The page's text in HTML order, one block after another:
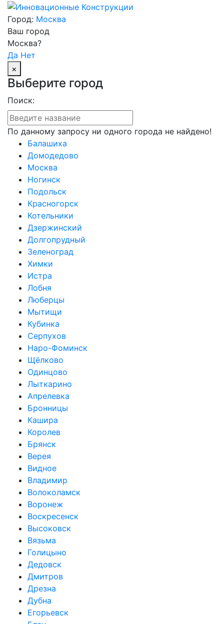
Город: Москва
Ваш город
Москва?
Да Нет
×
Выберите город
Поиск:
По данному запросу ни одного города не найдено!
Балашиха
Домодедово
Москва
Ногинск
Подольск
Красногорск
Котельники
Дзержинский
Долгопрудный
Зеленоград
Химки
Истра
Лобня
Люберцы
Мытищи
Кубинка
Серпухов
Наро-Фоминск
Щёлково
Одинцово
Лыткарино
Апрелевка
Бронницы
Кашира
Королев
Брянск
Верея
Видное
Владимир
Волоколамск
Воронеж
Воскресенск
Высоковск
Вязьма
Голицыно
Дедовск
Дмитров
Дрезна
Дубна
Егорьевск